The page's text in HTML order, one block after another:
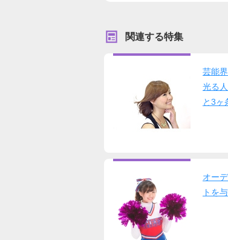
関連する特集
芸能
光る
と3ヶ
オー
トを